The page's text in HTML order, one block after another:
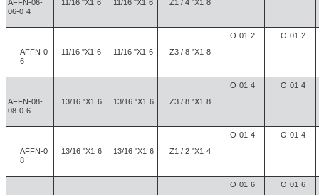
AFFN-06-
06-0 4
11/16 "X1 6 11/16 "X1 6 Z1 / 4 "X1 8
AFFN-0
6
11/16 "X1 6 11/16 "X1 6 Z3 / 8 "X1 8
O 01 2 O 01 2
AFFN-08-
08-0 6
13/16 "X1 6 13/16 "X1 6 Z3 / 8 "X1 8
O 01 4 O 01 4
AFFN-0
8
13/16 "X1 6 13/16 "X1 6 Z1 / 2 "X1 4
O 01 4 O 01 4
O 01 6 O 01 6